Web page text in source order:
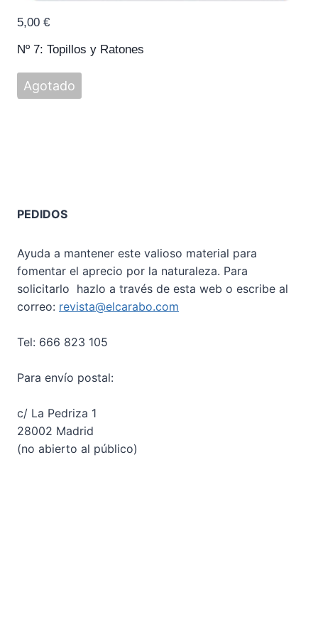
Nº 7: Topillos y Ratones
5,00 €
Agotado
PEDIDOS
Ayuda a mantener este valioso material para
fomentar el aprecio por la naturaleza. Para
solicitarlo hazlo a través de esta web o escribe al
correo: revista@elcarabo.com
Tel: 666 823 105
Para envío postal:
c/ La Pedriza 1
28002 Madrid
(no abierto al público)